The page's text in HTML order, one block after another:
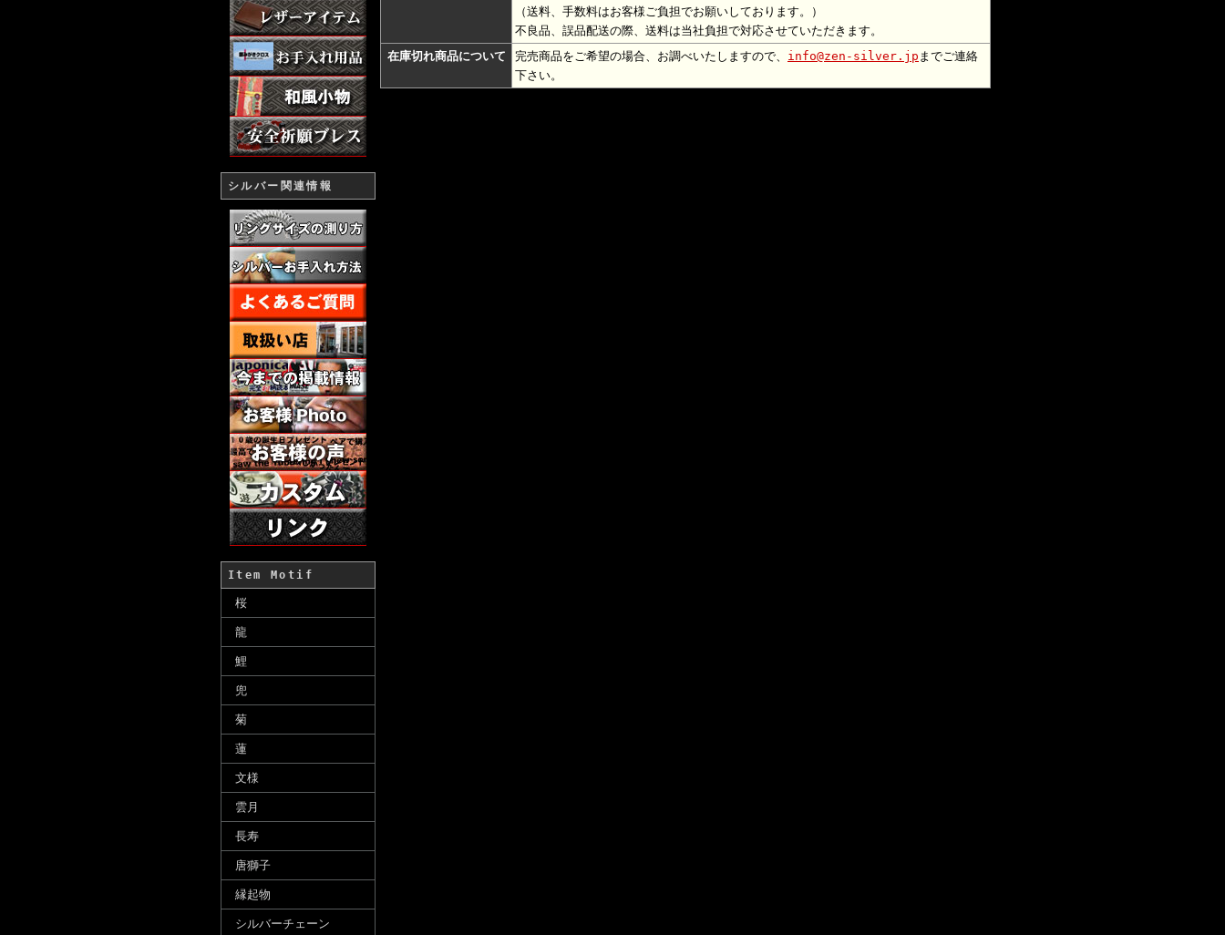
シルバー関連情報
Item Motif
桜
龍
鯉
兜
菊
蓮
文様
雲月
長寿
唐獅子
縁起物
シルバーチェーン
（送料、手数料はお客様ご負担でお願いしております。）
不良品、誤品配送の際、送料は当社負担で対応させていただきます。
在庫切れ商品について
完売商品をご希望の場合、お調べいたしますので、 info@zen-silver.jp までご連絡
下さい。